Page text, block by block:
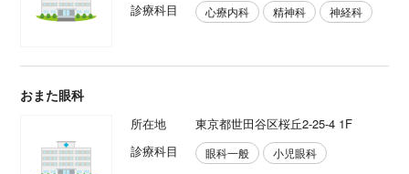
診療科目
心療内科 精神科 神経科
おまた眼科
所在地
東京都世田谷区桜丘2-25-4 1F
診療科目
眼科一般 小児眼科